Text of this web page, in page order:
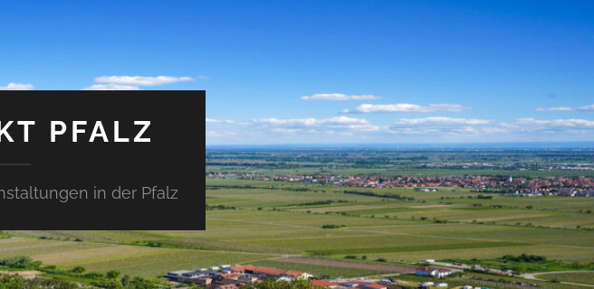
PFALZ
in der Pfalz